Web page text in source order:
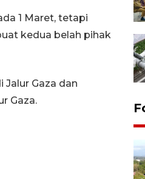
1 Maret, tetapi
kedua belah pihak
Gaza dan
Gaza.